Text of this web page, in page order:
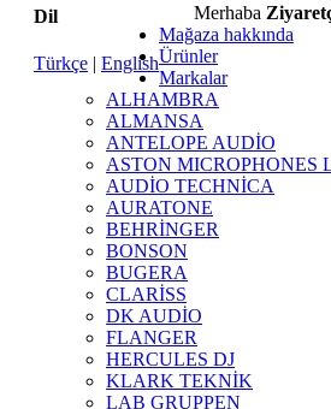
Dil
Türkçe | English
Merhaba
Mağaza hakkında
Ürünler
Markalar
ALHAMBRA
ALMANSA
ANTELOPE AUDİO
ASTON MICROPHONES
AUDİO TECHNİCA
AURATONE
BEHRİNGER
BONSON
BUGERA
CLARİSS
DK AUDİO
FLANGER
HERCULES DJ
KLARK TEKNİK
LAB GRUPPEN